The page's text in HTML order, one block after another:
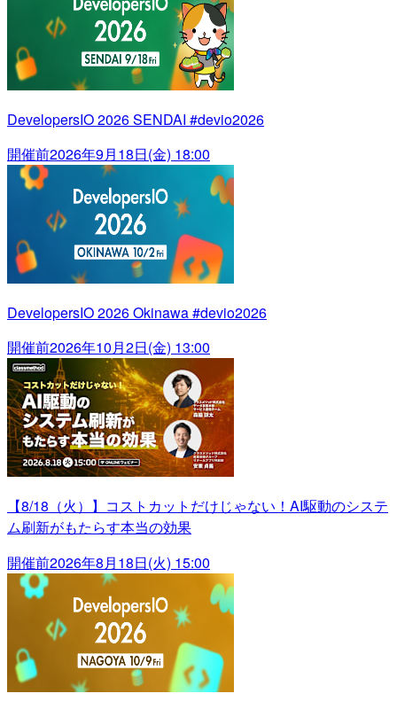
DevelopersIO 2026 SENDAI #devio2026
開催前2026年9月18日(金) 18:00
DevelopersIO 2026 Okinawa #devio2026
開催前2026年10月2日(金) 13:00
【8/18（火）】コストカットだけじゃない！AI駆動のシステ
ム刷新がもたらす本当の効果
開催前2026年8月18日(火) 15:00